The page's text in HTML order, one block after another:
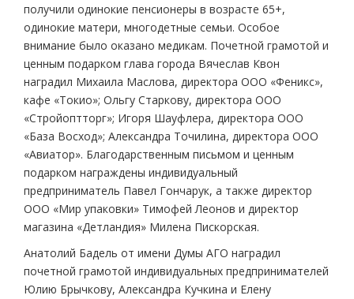
получили одинокие пенсионеры в возрасте 65+,
одинокие матери, многодетные семьи. Особое
внимание было оказано медикам. Почетной грамотой и
ценным подарком глава города Вячеслав Квон
наградил Михаила Маслова, директора ООО «Феникс»,
кафе «Токио»; Ольгу Старкову, директора ООО
«Стройоптторг»; Игоря Шауфлера, директора ООО
«База Восход»; Александра Точилина, директора ООО
«Авиатор». Благодарственным письмом и ценным
подарком награждены индивидуальный
предприниматель Павел Гончарук, а также директор
ООО «Мир упаковки» Тимофей Леонов и директор
магазина «Детландия» Милена Пискорская.
Анатолий Бадель от имени Думы АГО наградил
почетной грамотой индивидуальных предпринимателей
Юлию Брычкову, Александра Кучкина и Елену